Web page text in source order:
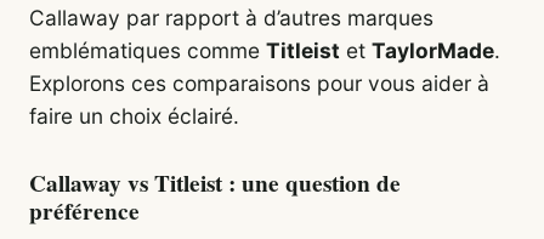
Callaway par rapport à d’autres marques
emblématiques comme Titleist et TaylorMade.
Explorons ces comparaisons pour vous aider à
faire un choix éclairé.
Callaway vs Titleist : une question de
préférence